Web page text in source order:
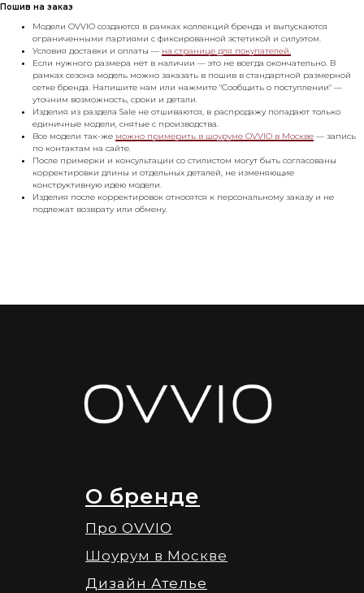
Пошив на заказ
Модели OVVIO создаются в рамках коллекций бренда и выпускаются
ограниченными партиями с фиксированной эстетикой и силуэтом.
Условия доставки и оплаты — на странице для покупателей.
Если нужного размера нет в наличии — это не всегда окончательно. В
рамках сезона модель можно заказать в пошив в стандартной размерной
сетке бренда. Напишите нам или нажмите "Сообщить о поступлении" —
уточним возможность, сроки и детали.
Изделия из раздела Sale не отшиваются, в распродажу попадают только
единичные модели, снятые с производства.
Все модели так-же можно примерить в шоуруме OVVIO в Москве — запись
по контактам на сайте.
После примерки и консультации со стилистом могут быть согласованы
корректировки длины и отдельных деталей, не изменяющие
конструктивную идею модели.
Изделия после корректировок относятся к персональному заказу и не
подлежат возврату или обмену.
Про OVVIO
Шоурум в Москве
Дизайн Ателье
О бренде